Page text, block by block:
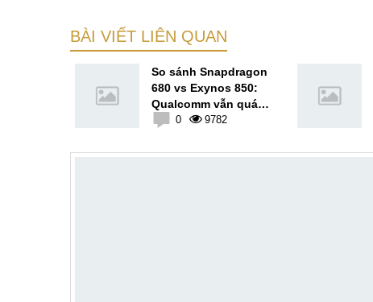
BÀI VIẾT LIÊN QUAN
So sánh Snapdragon
680 vs Exynos 850:
Qualcomm vẫn quá
ngon?
0 9782